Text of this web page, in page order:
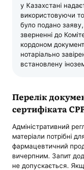
у Казахстані
використовуючи
було подано
зверненні до
кордоном
нотаріально
встановлену
Перелік
сертифіката
Адміністративний
матеріали потрібні
фармацевтичний
вичерпним. Запит
не допускається.